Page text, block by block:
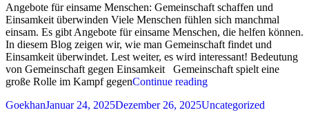
Angebote für einsame Menschen: Gemeinschaft schaffen und
Einsamkeit überwinden Viele Menschen fühlen sich manchmal
einsam. Es gibt Angebote für einsame Menschen, die helfen können.
In diesem Blog zeigen wir, wie man Gemeinschaft findet und
Einsamkeit überwindet. Lest weiter, es wird interessant! Bedeutung
von Gemeinschaft gegen Einsamkeit Gemeinschaft spielt eine
große Rolle im Kampf gegenContinue reading„Angebote für
Posted by
GoekhanJanuar 24, 2025Dezember 26, 2025Posted in
Uncategorized